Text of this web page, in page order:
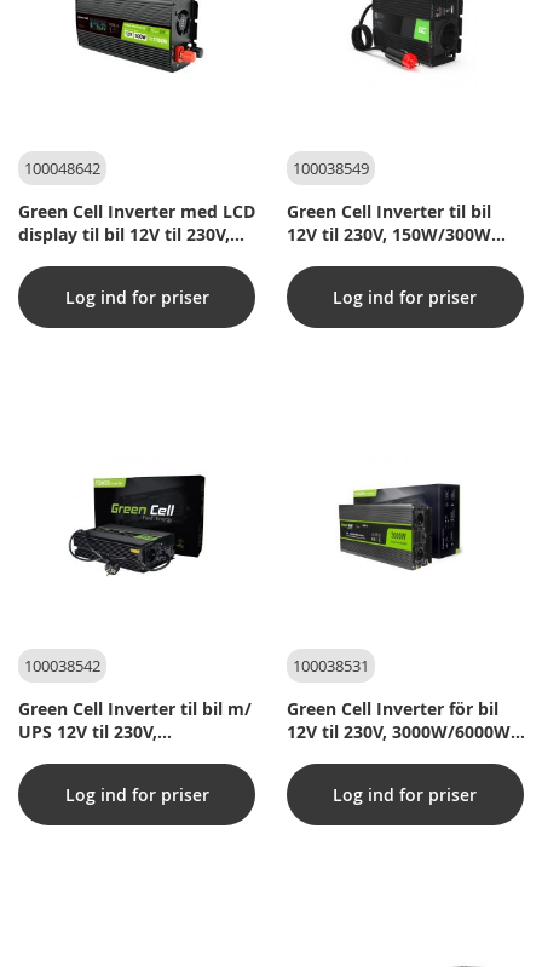
100048642
Green Cell Inverter med LCD
display til bil 12V til 230V,
Log ind for priser
100038549
Green Cell Inverter til bil
12V til 230V, 150W/300W
Log ind for priser
100038542
Green Cell Inverter til bil m/
UPS 12V til 230V,
Log ind for priser
100038531
Green Cell Inverter för bil
12V til 230V, 3000W/6000W,
Log ind for priser